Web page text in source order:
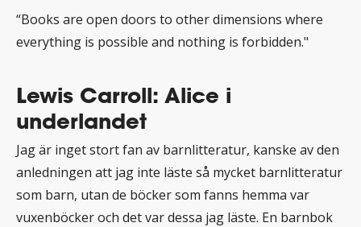
“Books are open doors to other dimensions where
everything is possible and nothing is forbidden."
Lewis Carroll: Alice i
underlandet
Jag är inget stort fan av barnlitteratur, kanske av den
anledningen att jag inte läste så mycket barnlitteratur
som barn, utan de böcker som fanns hemma var
vuxenböcker och det var dessa jag läste. En barnbok